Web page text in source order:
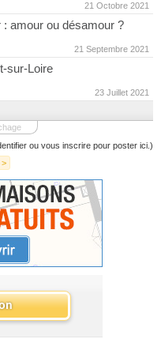
21 Octobre 2021
: amour ou désamour ?
21 Septembre 2021
sur-Loire
23 Juillet 2021
ou vous inscrire pour poster ici.)
>